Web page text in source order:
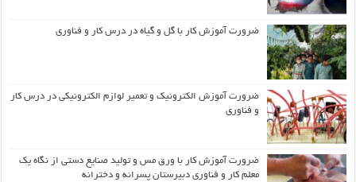
ضرورت آموزش کار با گل و گیاه در درس کار و فناوری
ضرورت آموزش الکترونیک و تعمیر لوازم الکترونیکی در درس کار
و فناوری
ضرورت آموزش کار با ورق مس و تولید صنایع دستی از نگاه یک
معلم کار و فناوری دبیرستان پسرانه و دخترانه